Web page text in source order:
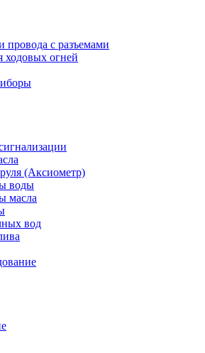
провода с разъемами
ходовых огней
(Аксиометр)
воды
масла
вод